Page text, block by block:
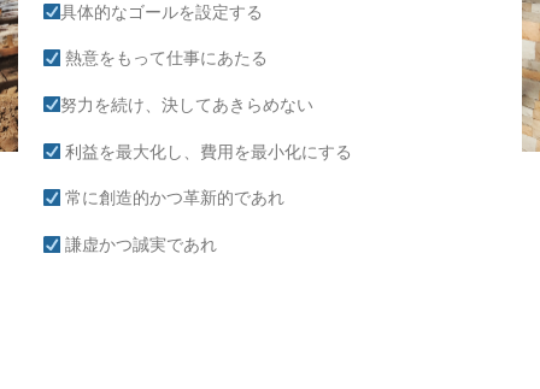
具体的なゴールを設定する
熱意をもって仕事にあたる
努力を続け、決してあきらめない
利益を最大化し、費用を最小化にする
常に創造的かつ革新的であれ
謙虚かつ誠実であれ